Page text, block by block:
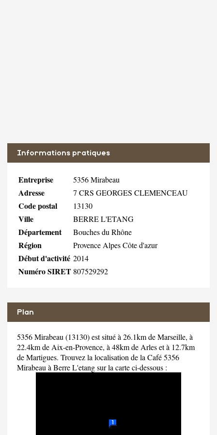
Informations pratiques
Entreprise 5356 Mirabeau
Adresse 7 CRS GEORGES CLEMENCEAU
Code postal 13130
Ville BERRE L'ETANG
Département Bouches du Rhône
Région Provence Alpes Côte d'azur
Début d'activité 2014
Numéro SIRET 807529292
Plan
5356 Mirabeau (13130) est situé à 26.1km de Marseille, à
22.4km de Aix-en-Provence, à 48km de Arles et à 12.7km
de Martigues. Trouvez la localisation de la Café 5356
Mirabeau à Berre L'etang sur la carte ci-dessous :